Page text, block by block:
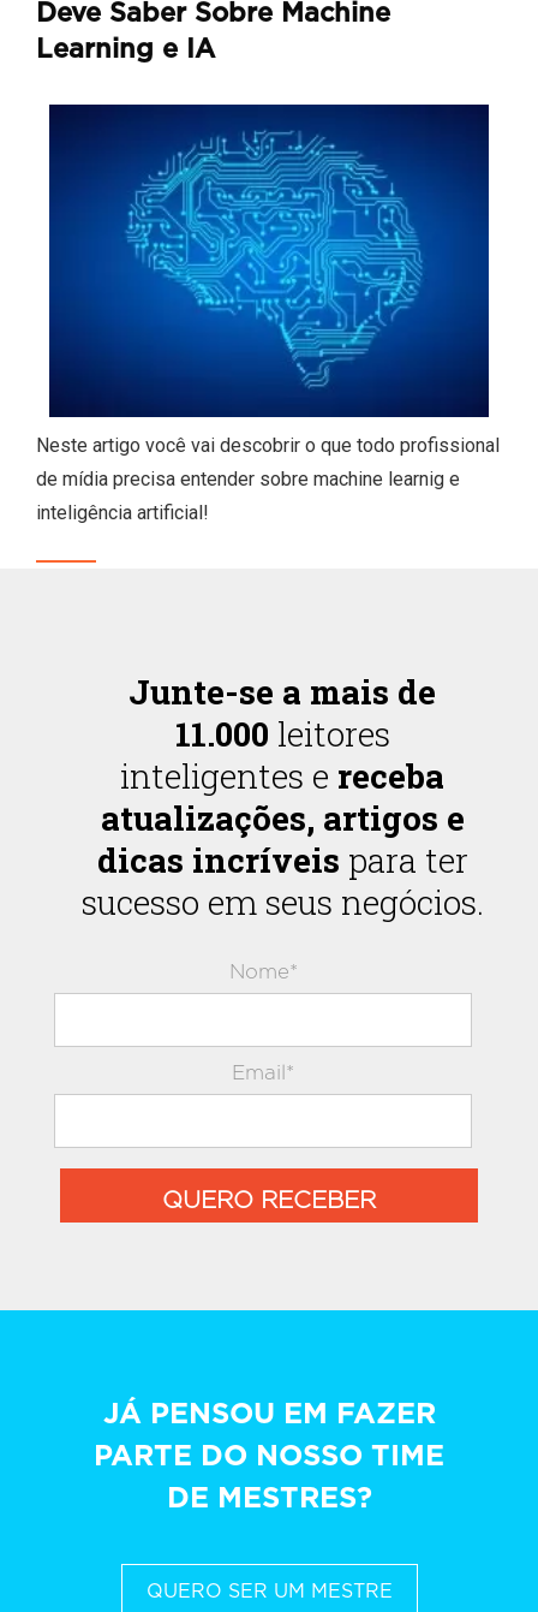
Deve Saber Sobre Machine
Learning e IA
Neste artigo você vai descobrir o que todo profissional
de mídia precisa entender sobre machine learnig e
inteligência artificial!
Junte-se a mais de
11.000 leitores
inteligentes e receba
atualizações, artigos e
dicas incríveis para ter
sucesso em seus negócios.
Nome*
Email*
QUERO RECEBER
JÁ PENSOU EM FAZER
PARTE DO NOSSO TIME
DE MESTRES?
QUERO SER UM MESTRE